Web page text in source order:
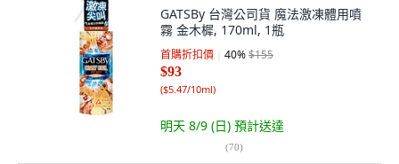
GATSBy 台灣公司貨 魔法激凍體用噴
霧 金木樨, 170ml, 1瓶
首購折扣價 40%$155
$93
($5.47/10ml)
明天 8/9 (日) 預計送達
(70)